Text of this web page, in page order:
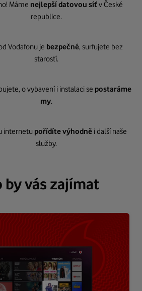
Máme nejlepší datovou síťv České
republice.
Vodafonu je bezpečné, surfujete bez
starostí.
o vybavení i instalaci se postaráme
my.
internetu pořídíte výhodně i další naše
služby.
by vás zajímat